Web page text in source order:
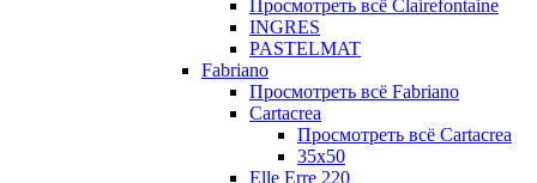
Просмотреть всё Clairefontaine
INGRES
PASTELMAT
Fabriano
Просмотреть всё Fabriano
Cartacrea
Просмотреть всё Cartacrea
35х50
Elle Erre 220